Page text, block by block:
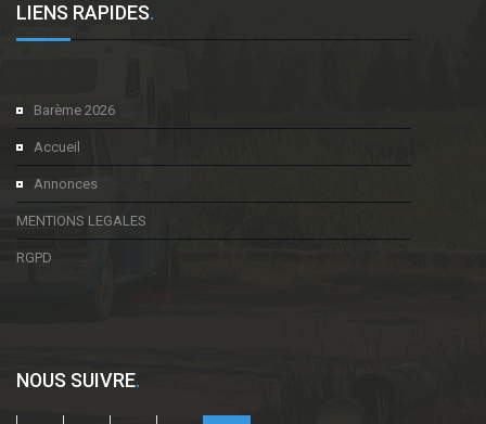
LIENS RAPIDES.
Barème 2026
Accueil
Annonces
MENTIONS LEGALES
RGPD
NOUS SUIVRE.